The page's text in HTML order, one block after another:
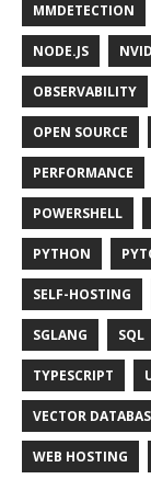
MMDETECTION
NODE.JS
OBSERVABILITY
OPEN SOURCE
PERFORMANCE
POWERSHELL
PYTHON
SELF-HOSTING
SGLANG SQL
TYPESCRIPT
VECTOR
WEB HOSTING